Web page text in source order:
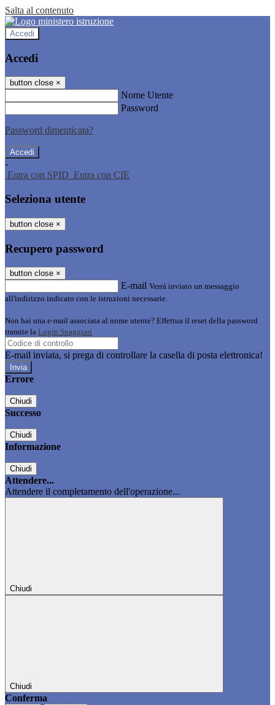
Salta al contenuto
Accedi
Accedi
button close ×
Nome Utente
Password
Password dimenticata?
-
Entra con SPID Entra con CIE
Seleziona utente
button close ×
Recupero password
button close ×
E-mail Verrà inviato un messaggio
all'indirizzo indicato con le istruzioni necessarie.
Non hai una e-mail associata al nome utente? Effettua il reset della password
tramite la Login Spaggiari
E-mail inviata, si prega di controllare la casella di posta elettronica!
Errore
Chiudi
Successo
Chiudi
Informazione
Chiudi
Attendere...
Attendere il completamento dell'operazione...
Chiudi
Chiudi
Conferma